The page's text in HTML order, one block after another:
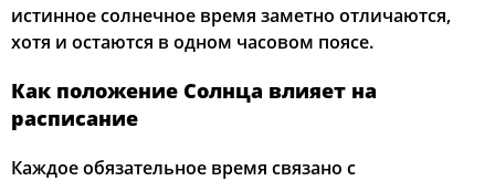
24, Пн 03:01 05:16 12:30 16:23 19:42
25, Вт 03:04 05:18 12:29 16:21 19:40
истинное солнечное время заметно отличаются,
хотя и остаются в одном часовом поясе.
Как положение Солнца влияет на
расписание
Каждое обязательное время связано с